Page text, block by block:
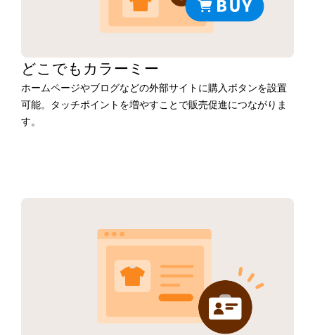
どこでもカラーミー
ホームページやブログなどの外部サイトに購入ボタンを設置
可能。タッチポイントを増やすことで販売促進につながりま
す。